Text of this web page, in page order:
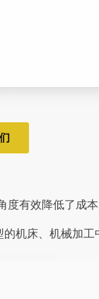
有效降低了成本
机床、机械加